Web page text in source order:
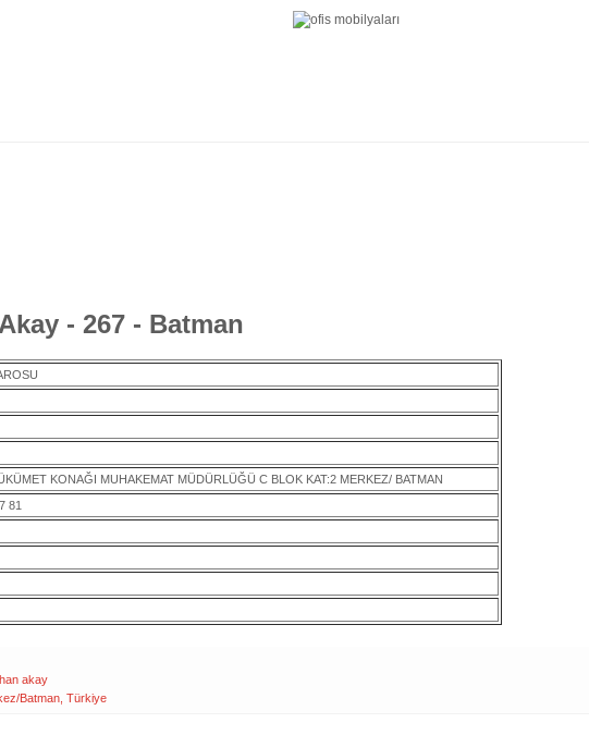
- 267 - Batman
KONAĞI MUHAKEMAT MÜDÜRLÜĞÜ C BLOK KAT:2 MERKEZ/ BATMAN
81
akay
Batman, Türkiye